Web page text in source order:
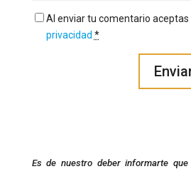
Al enviar tu comentario aceptas
privacidad *
Es de nuestro deber informarte